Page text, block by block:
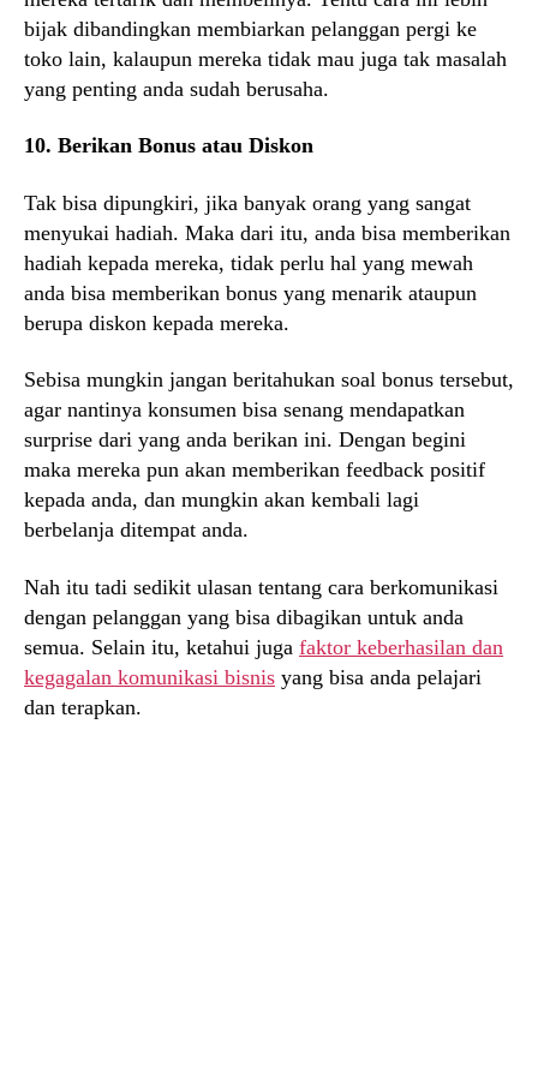
bijak dibandingkan membiarkan pelanggan pergi ke
toko lain, kalaupun mereka tidak mau juga tak masalah
yang penting anda sudah berusaha.
10. Berikan Bonus atau Diskon
Tak bisa dipungkiri, jika banyak orang yang sangat
menyukai hadiah. Maka dari itu, anda bisa memberikan
hadiah kepada mereka, tidak perlu hal yang mewah
anda bisa memberikan bonus yang menarik ataupun
berupa diskon kepada mereka.
Sebisa mungkin jangan beritahukan soal bonus tersebut,
agar nantinya konsumen bisa senang mendapatkan
surprise dari yang anda berikan ini. Dengan begini
maka mereka pun akan memberikan feedback positif
kepada anda, dan mungkin akan kembali lagi
berbelanja ditempat anda.
Nah itu tadi sedikit ulasan tentang cara berkomunikasi
dengan pelanggan yang bisa dibagikan untuk anda
semua. Selain itu, ketahui juga faktor keberhasilan dan
kegagalan komunikasi bisnis yang bisa anda pelajari
dan terapkan.